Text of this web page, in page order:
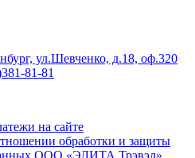
ул.Шевченко, д.18, оф.320
81-81
на сайте
обработки и защиты
ООО «ЭЛИТА Трэвэл»